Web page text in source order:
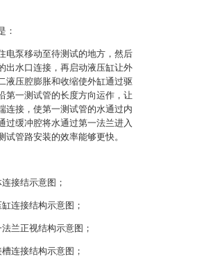
：
电泵移动至待测试的地方，然后
出水口连接，再启动液压缸让外
液压腔膨胀和收缩使外缸通过驱
第一测试管的长度方向运作，让
连接，使第一测试管的水通过内
过缓冲腔将水通过第一法兰进入
试管路安装的效率能够更快。
接结示意图；
连接结构示意图；
兰正视结构示意图；
连接结构示意图；